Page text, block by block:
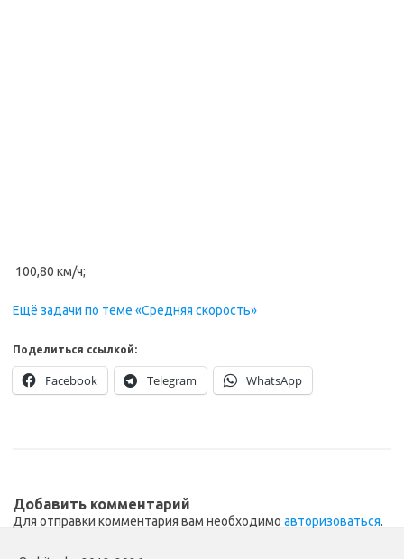
100,80 км/ч;
Ещё задачи по теме «Средняя скорость»
Поделиться ссылкой:
Facebook Telegram WhatsApp
Добавить комментарий
Для отправки комментария вам необходимо авторизоваться.